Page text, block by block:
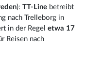
):TT-Line betreibt
nach Trelleborg in
in der Regeletwa 17
Reisen nach